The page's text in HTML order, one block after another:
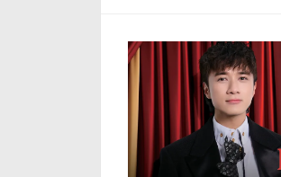
龙」交响音乐会，